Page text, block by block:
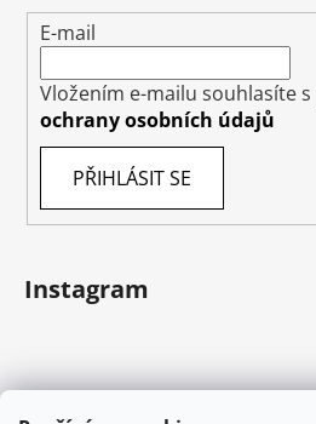
E-mail
Vložením e-mailu souhlasíte s
ochrany osobních údajů
PŘIHLÁSIT SE
Instagram